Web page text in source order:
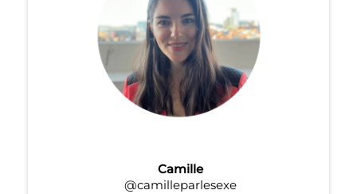
Camille
@camilleparlesexe